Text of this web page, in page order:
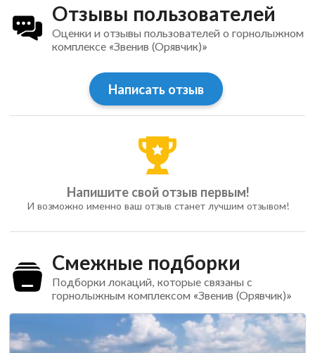
Отзывы пользователей
Оценки и отзывы пользователей о горнолыжном
комплексе «Звенив (Орявчик)»
Написать отзыв
Напишите свой отзыв первым!
И возможно именно ваш отзыв станет лучшим отзывом!
Смежные подборки
Подборки локаций, которые связаны с
горнолыжным комплексом «Звенив (Орявчик)»